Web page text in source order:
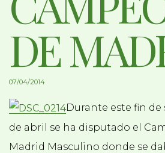
DE
07/04/2014
Durante este fin de
de abril se ha disputado el
Madrid Masculino donde se